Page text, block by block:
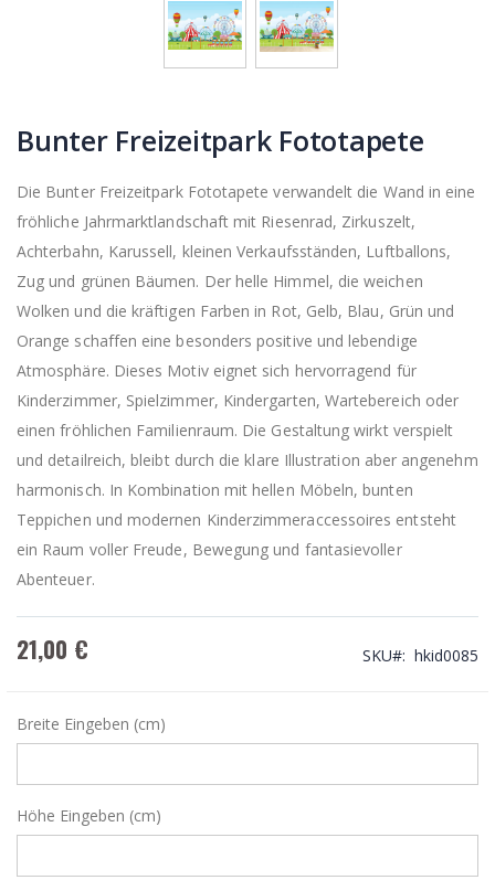
Bunter Freizeitpark Fototapete
Die Bunter Freizeitpark Fototapete verwandelt die Wand in eine
fröhliche Jahrmarktlandschaft mit Riesenrad, Zirkuszelt,
Achterbahn, Karussell, kleinen Verkaufsständen, Luftballons,
Zug und grünen Bäumen. Der helle Himmel, die weichen
Wolken und die kräftigen Farben in Rot, Gelb, Blau, Grün und
Orange schaffen eine besonders positive und lebendige
Atmosphäre. Dieses Motiv eignet sich hervorragend für
Kinderzimmer, Spielzimmer, Kindergarten, Wartebereich oder
einen fröhlichen Familienraum. Die Gestaltung wirkt verspielt
und detailreich, bleibt durch die klare Illustration aber angenehm
harmonisch. In Kombination mit hellen Möbeln, bunten
Teppichen und modernen Kinderzimmeraccessoires entsteht
ein Raum voller Freude, Bewegung und fantasievoller
Abenteuer.
21,00 € SKU hkid0085
Breite Eingeben (cm)
Höhe Eingeben (cm)